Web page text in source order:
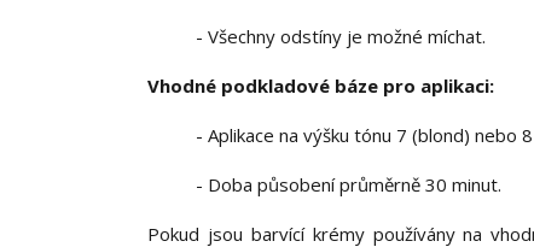
- Všechny odstíny je možné míchat.
Vhodné podkladové báze pro aplikaci:
- Aplikace na výšku tónu 7 (blond) nebo
- Doba působení průměrně 30 minut.
Pokud jsou barvící krémy používány na